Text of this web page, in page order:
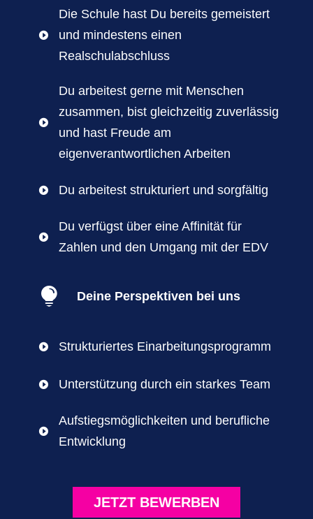

Die Schule hast Du bereits gemeistert
und mindestens einen
Realschulabschluss

Du arbeitest gerne mit Menschen
zusammen, bist gleichzeitig zuverlässig
und hast Freude am
eigenverantwortlichen Arbeiten
 Du arbeitest strukturiert und sorgfältig

Du verfügst über eine Affinität für
Zahlen und den Umgang mit der EDV
 Deine Perspektiven bei uns
 Strukturiertes Einarbeitungsprogramm
 Unterstützung durch ein starkes Team

Aufstiegsmöglichkeiten und berufliche
Entwicklung
JETZT BEWERBEN